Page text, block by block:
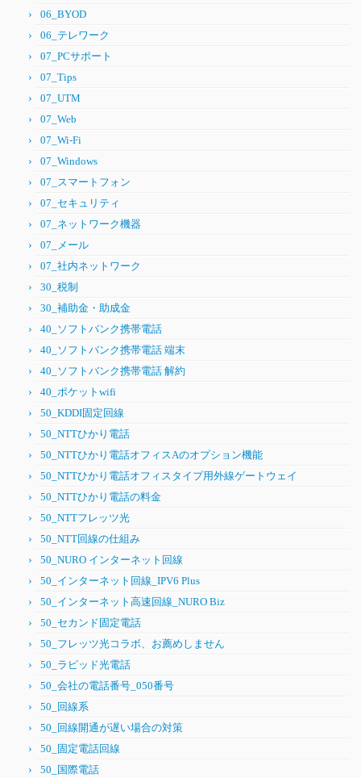
06_BYOD
06_テレワーク
07_PCサポート
07_Tips
07_UTM
07_Web
07_Wi-Fi
07_Windows
07_スマートフォン
07_セキュリティ
07_ネットワーク機器
07_メール
07_社内ネットワーク
30_税制
30_補助金・助成金
40_ソフトバンク携帯電話
40_ソフトバンク携帯電話 端末
40_ソフトバンク携帯電話 解約
40_ポケットwifi
50_KDDI固定回線
50_NTTひかり電話
50_NTTひかり電話オフィスAのオプション機能
50_NTTひかり電話オフィスタイプ用外線ゲートウェイ
50_NTTひかり電話の料金
50_NTTフレッツ光
50_NTT回線の仕組み
50_NURO インターネット回線
50_インターネット回線_IPV6 Plus
50_インターネット高速回線_NURO Biz
50_セカンド固定電話
50_フレッツ光コラボ、お薦めしません
50_ラピッド光電話
50_会社の電話番号_050番号
50_回線系
50_回線開通が遅い場合の対策
50_固定電話回線
50_国際電話